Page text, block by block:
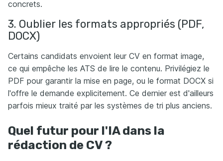
concrets.
3. Oublier les formats appropriés (PDF,
DOCX)
Certains candidats envoient leur CV en format image,
ce qui empêche les ATS de lire le contenu. Privilégiez le
PDF pour garantir la mise en page, ou le format DOCX si
l'offre le demande explicitement. Ce dernier est d'ailleurs
parfois mieux traité par les systèmes de tri plus anciens.
Quel futur pour l'IA dans la
rédaction de CV ?